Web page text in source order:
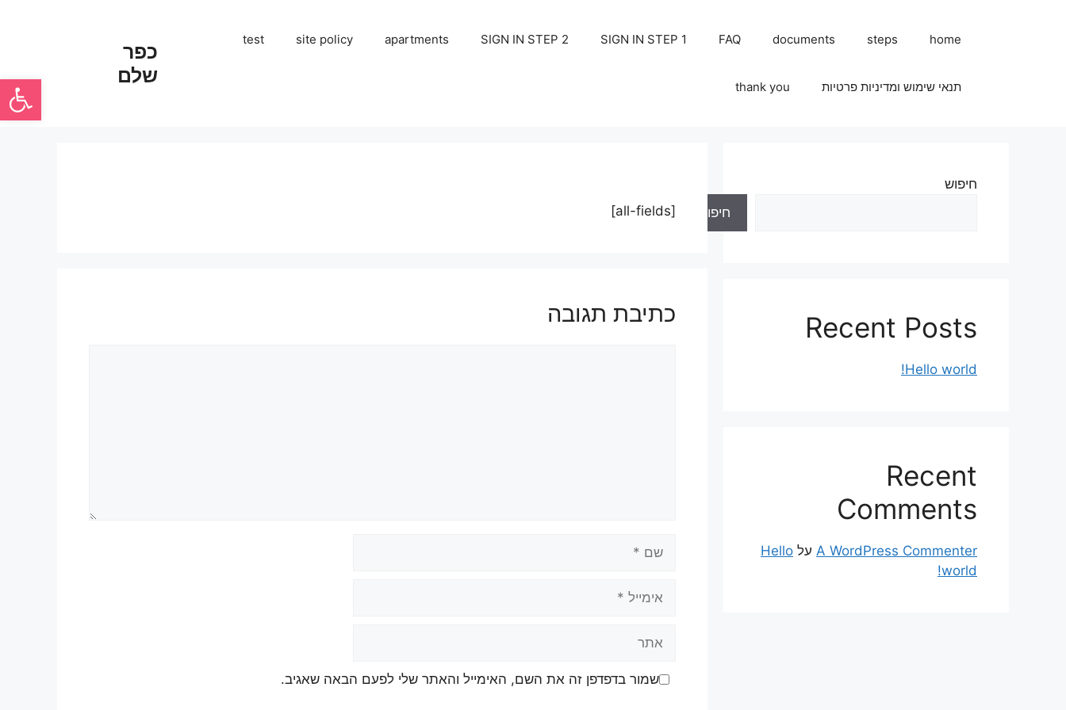
פתח
כפר
שלם
home
steps
documents
FAQ
SIGN IN STEP 1
SIGN IN STEP 2
apartments
site policy
test
תנאי שימוש ומדיניות פרטיות thank you
[all-fields]
כתיבת תגובה
שמור בדפדפן זה את השם, האימייל והאתר שלי לפעם הבאה שאגיב.
חיפוש
חיפוש
Recent Posts
Hello world!
Recent
Comments
A WordPress Commenter על Hello
world!